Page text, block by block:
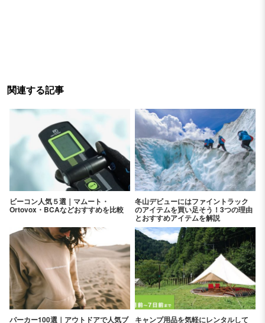
関連する記事
ビーコン人気５選｜マムート・
Ortovox・BCAなどおすすめを比較
冬山デビューにはファイントラック
のアイテムを買い足そう！3つの理由
とおすすめアイテムを解説
パーカー100選｜アウトドアで人気ブ キャンプ用品を気軽にレンタルして